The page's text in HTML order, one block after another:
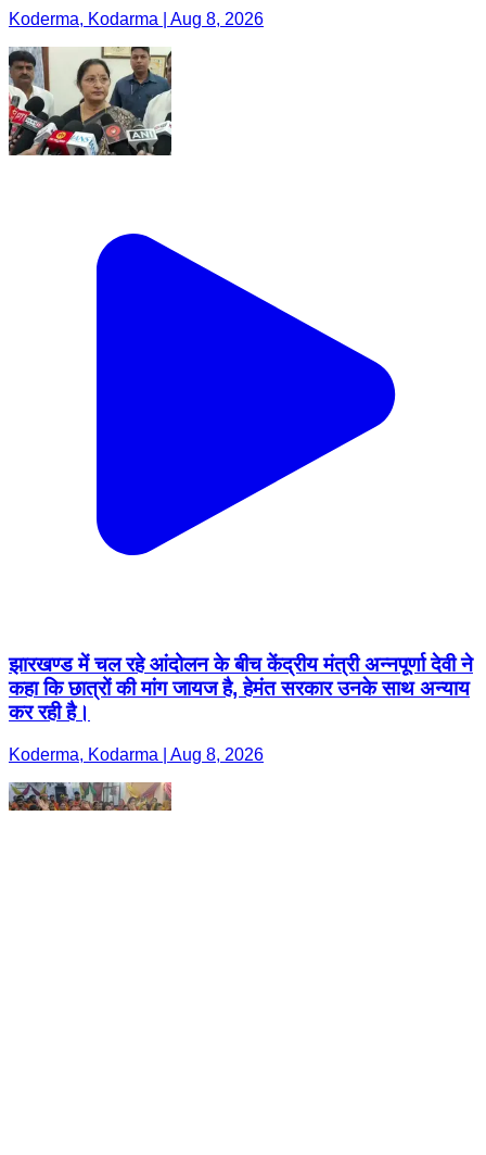
Koderma, Kodarma | Aug 8, 2026
झारखण्ड में चल रहे आंदोलन के बीच केंद्रीय मंत्री अन्नपूर्णा देवी ने
कहा कि छात्रों की मांग जायज है, हेमंत सरकार उनके साथ अन्याय
कर रही है।
Koderma, Kodarma | Aug 8, 2026